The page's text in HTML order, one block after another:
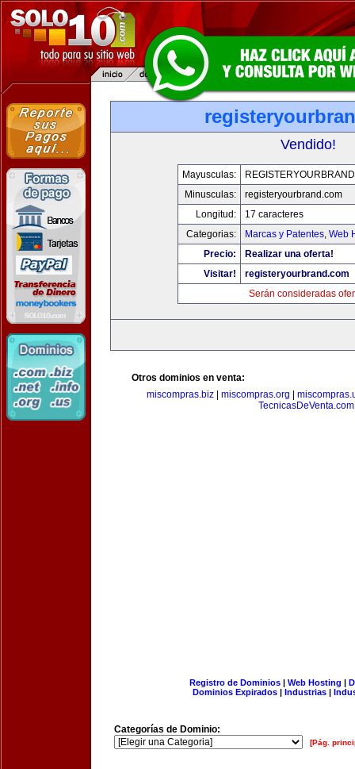
Vendido!
Mayusculas:
Minusculas:
registeryourbrand.com
Longitud:
17 caracteres
Categorias:
Marcas y Patentes, Web
Precio:
Realizar una oferta!
Visitar!
registeryourbrand.com
Serán consideradas
Otros dominios en venta:
miscompras.biz| miscompras.org
TecnicasDeVenta.com
Registro de Dominios| Web Hosting |
Dominios Expirados | Industrias |
Categorías de Dominio:
[Pág.